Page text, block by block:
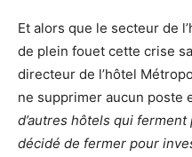
Et alors que le secteur de
de plein fouet cette crise
directeur de l’hôtel
ne supprimer aucun poste
d’autres hôtels qui
décidé de fermer pour